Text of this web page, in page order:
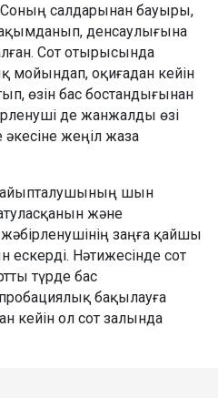
салдарынан бауыры,
денсаулығына
Сот отырысында
мойындап, оқиғадан кейін
өзін бас бостандығынан
де жанжалды өзі
жеңіл жаза
айыпталушының шын
және
заңға қайшы
ескерді. Нәтижесінде сот
түрде бас
бақылауға
кейін ол сот залында